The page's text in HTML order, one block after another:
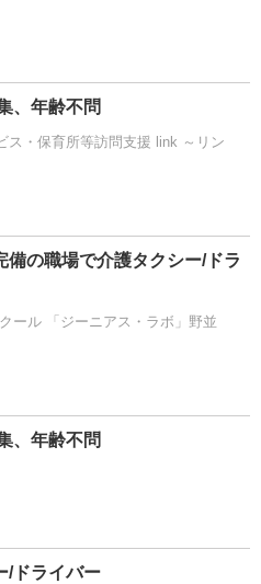
、年齢不問
ス・保育所等訪問支援 link ～リン
の職場で介護タクシー/ドラ
ール 「ジーニアス・ラボ」野並
、年齢不問
/ドライバー